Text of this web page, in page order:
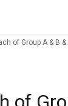
of Group A & B